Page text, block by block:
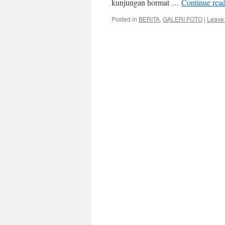
kunjungan hormat … Continue
Posted in BERITA, GALERI FOTO |